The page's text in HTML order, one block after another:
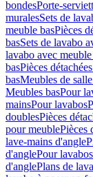
bondesPorte-
muralesSets de
meuble basPièces
basSets de lavabo
lavabo avec meuble
basPièces
basMeubles de
Meubles basPour
mainsPour lavabos
doublesPièces
pour meublePièces
lave-mains d'angle
d'anglePour
d'anglePlans de